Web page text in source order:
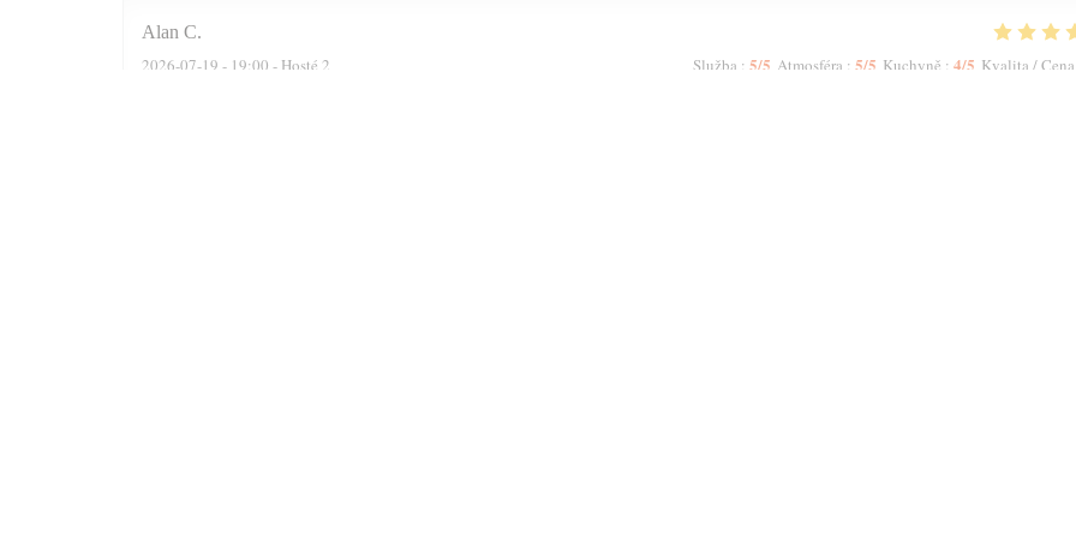
Alan C
2026-07-19 - 19:00 - Hosté 2 Služba : 5/5 Atmosféra : 5/5 Kuchyně : 4/5 Kvalita / Cena